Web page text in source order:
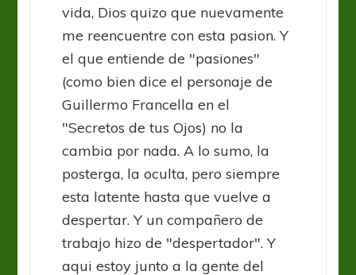
vida, Dios quizo que nuevamente
me reencuentre con esta pasion. Y
el que entiende de "pasiones"
(como bien dice el personaje de
Guillermo Francella en el
"Secretos de tus Ojos) no la
cambia por nada. A lo sumo, la
posterga, la oculta, pero siempre
esta latente hasta que vuelve a
despertar. Y un compañero de
trabajo hizo de "despertador". Y
aqui estoy junto a la gente del